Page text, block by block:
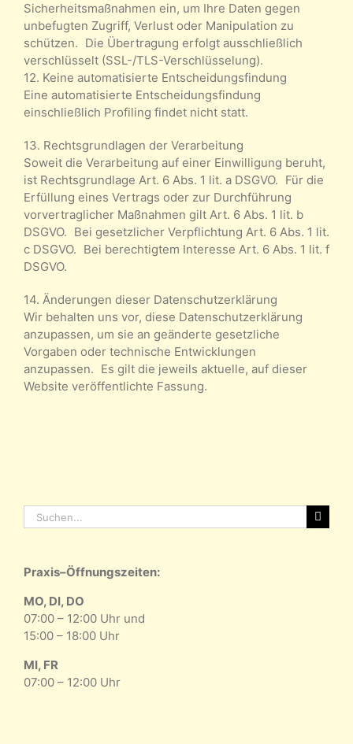
Sicherheitsmaßnahmen ein, um Ihre Daten gegen
unbefugten Zugriff, Verlust oder Manipulation zu
schützen. Die Übertragung erfolgt ausschließlich
verschlüsselt (SSL-/TLS-Verschlüsselung).
12. Keine automatisierte Entscheidungsfindung
Eine automatisierte Entscheidungsfindung
einschließlich Profiling findet nicht statt.
13. Rechtsgrundlagen der Verarbeitung
Soweit die Verarbeitung auf einer Einwilligung beruht,
ist Rechtsgrundlage Art. 6 Abs. 1 lit. a DSGVO. Für die
Erfüllung eines Vertrags oder zur Durchführung
vorvertraglicher Maßnahmen gilt Art. 6 Abs. 1 lit. b
DSGVO. Bei gesetzlicher Verpflichtung Art. 6 Abs. 1 lit.
c DSGVO. Bei berechtigtem Interesse Art. 6 Abs. 1 lit. f
DSGVO.
14. Änderungen dieser Datenschutzerklärung
Wir behalten uns vor, diese Datenschutzerklärung
anzupassen, um sie an geänderte gesetzliche
Vorgaben oder technische Entwicklungen
anzupassen. Es gilt die jeweils aktuelle, auf dieser
Website veröffentlichte Fassung.
Suche
nach:
Praxis–Öffnungszeiten:
MO, DI, DO
07:00 – 12:00 Uhr und
15:00 – 18:00 Uhr
MI, FR
07:00 – 12:00 Uhr